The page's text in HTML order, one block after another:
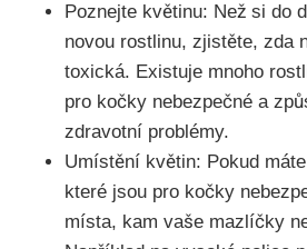
Poznejte květinu: Než si do
novou rostlinu, zjistěte, zda
toxická. Existuje mnoho
pro kočky nebezpečné a
zdravotní problémy.
Umístění květin: Pokud
které jsou pro kočky
místa, kam vaše mazlíčky